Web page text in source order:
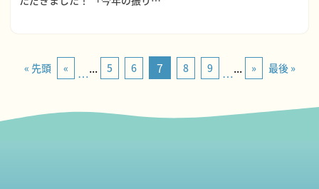
« 先頭 « ... 5 6 7 8 9 ... » 最後 »